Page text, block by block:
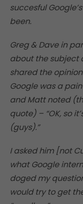
succesful
been.
Greg & Dave in
about the subject
shared the
Google was a
and Matt noted
quote) – “OK, so
(guys).”
I asked him [not
what Google
doged my
would try to get